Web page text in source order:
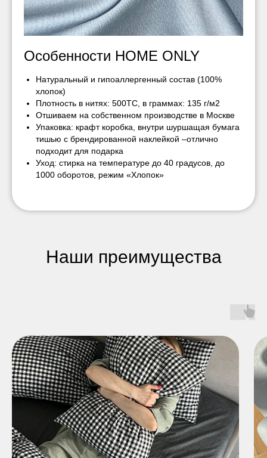
Особенности HOME ONLY
Натуральный и гипоаллергенный состав (100%
хлопок)
Плотность в нитях: 500ТС, в граммах: 135 г/м2
Отшиваем на собственном производстве в Москве
Упаковка: крафт коробка, внутри шуршащая бумага
тишью с брендированной наклейкой –отлично
подходит для подарка
Уход: стирка на температуре до 40 градусов, до
1000 оборотов, режим «Хлопок»
Наши преимущества